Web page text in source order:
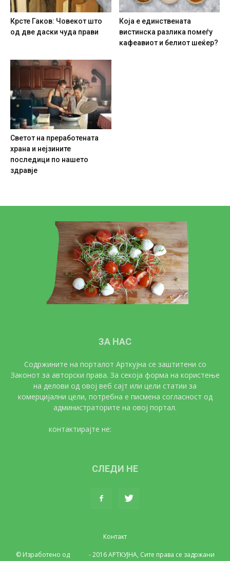
Крсте Гаков: Човекот што
од две даски чуда прави
Која е единствената
вистинска разлика помеѓу
кафеавиот и белиот шеќер?
Светот на преработената
храна и нејзините
последици по нашето
здравје
ЗА НАС
Содржините на порталот Арткујна се заштитени со
Законот за авторски права. За секоја форма на користење
на делови од овој веб сајт или цели статии за
комерцијални цели, потребна е писмена согласност од
администраторите на овој портал.
контактирајте не:
СЛЕДИ НЕ
Контакт
© Изработено од - 2016 АРТКУЈНА, Сите права се задржани